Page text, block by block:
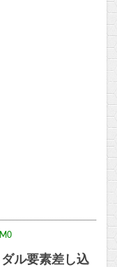
ル要素差し込